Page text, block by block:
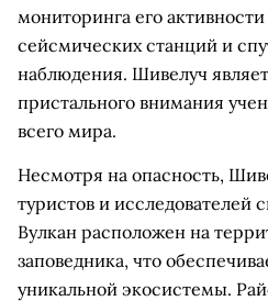
мониторинга его активности
сейсмических станций и
наблюдения. Шивелуч
пристального внимания
всего мира.
Несмотря на опасность,
туристов и исследователей
Вулкан расположен на
заповедника, что
уникальной экосистемы.